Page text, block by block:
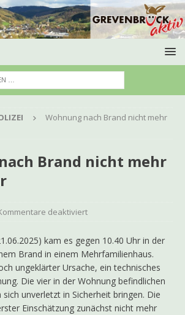
Wohnung nach Brand nicht mehr
Brand nicht mehr
deaktiviert
kam es gegen 10.40 Uhr in der
Brand in einem Mehrfamilienhaus.
ungeklärter Ursache, ein technisches
Die vier in der Wohnung befindlichen
unverletzt in Sicherheit bringen. Die
Einschätzung zunächst nicht mehr